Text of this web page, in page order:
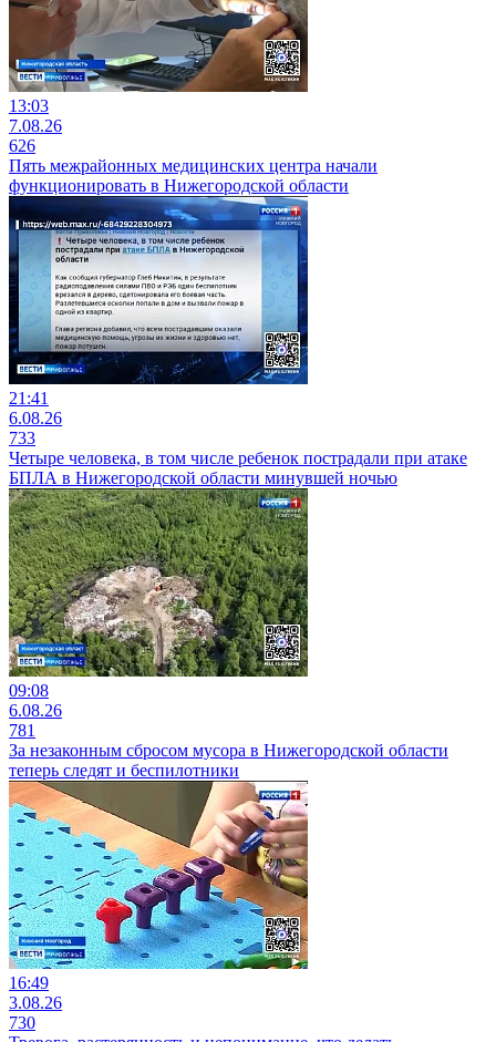
13:03
7.08.26
626
Пять межрайонных медицинских центра начали
функционировать в Нижегородской области
21:41
6.08.26
733
Четыре человека, в том числе ребенок пострадали при атаке
БПЛА в Нижегородской области минувшей ночью
09:08
6.08.26
781
За незаконным сбросом мусора в Нижегородской области
теперь следят и беспилотники
16:49
3.08.26
730